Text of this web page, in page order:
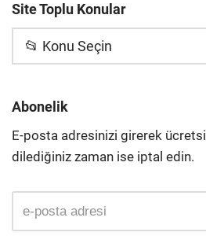
Site Toplu Konular
📂 Konu Seçin
Abonelik
E-posta adresinizi girerek
dilediğiniz zaman ise iptal edin.